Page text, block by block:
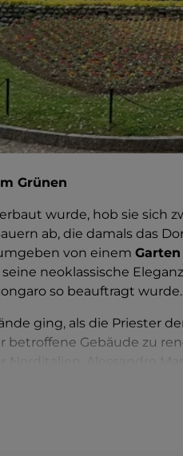
Grünen
erbaut wurde, hob sie sich
ab, die damals das
von einem Garten
neoklassische
so beauftragt wurde.
ging, als die Priester
Gebäude zu